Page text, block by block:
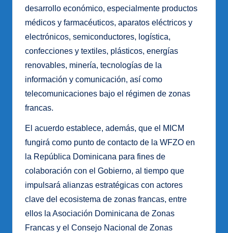
desarrollo económico, especialmente productos
médicos y farmacéuticos, aparatos eléctricos y
electrónicos, semiconductores, logística,
confecciones y textiles, plásticos, energías
renovables, minería, tecnologías de la
información y comunicación, así como
telecomunicaciones bajo el régimen de zonas
francas.
El acuerdo establece, además, que el MICM
fungirá como punto de contacto de la WFZO en
la República Dominicana para fines de
colaboración con el Gobierno, al tiempo que
impulsará alianzas estratégicas con actores
clave del ecosistema de zonas francas, entre
ellos la Asociación Dominicana de Zonas
Francas y el Consejo Nacional de Zonas